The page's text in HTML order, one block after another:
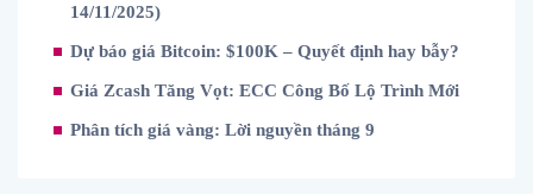
14/11/2025)
Dự báo giá Bitcoin: $100K – Quyết định hay bẫy?
Giá Zcash Tăng Vọt: ECC Công Bố Lộ Trình Mới
Phân tích giá vàng: Lời nguyền tháng 9